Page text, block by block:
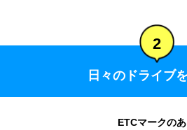
2
日々のドライブ
ETCマークの